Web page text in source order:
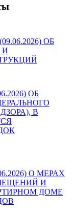
ОБ
И
ОБ
В
О МЕРАХ
И
ДОМЕ